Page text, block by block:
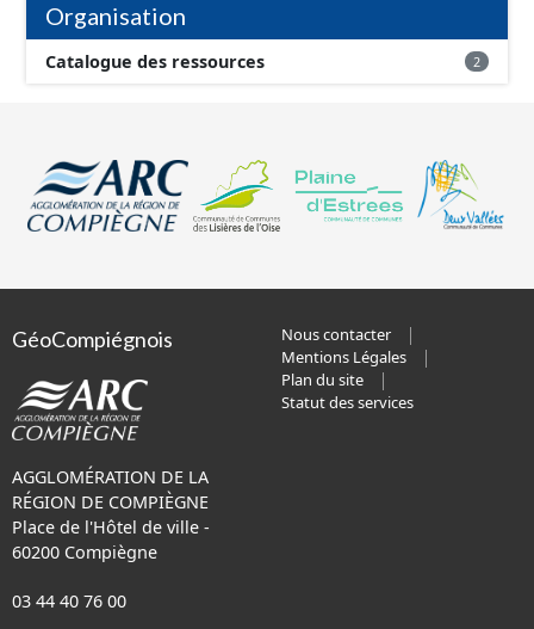
Organisation
Catalogue des ressources 2
GéoCompiégnois
AGGLOMÉRATION DE LA
RÉGION DE COMPIÈGNE
Place de l'Hôtel de ville -
60200 Compiègne
03 44 40 76 00
Nous contacter
Mentions Légales
Plan du site
Statut des services